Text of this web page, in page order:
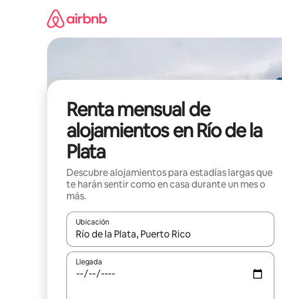
Renta mensual de
alojamientos en Río de la
Plata
Descubre alojamientos para estadías largas que
te harán sentir como en casa durante un mes o
más.
Ubicación
Cuando los resultados estén disponibles, navega con
Llegada